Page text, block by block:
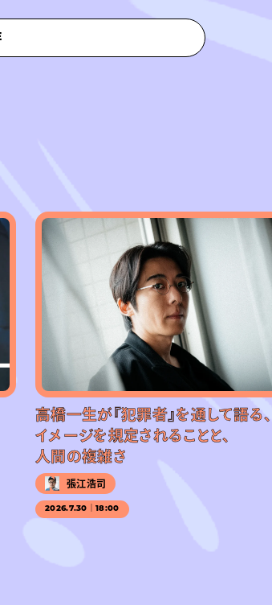
高橋一生が『犯罪者』を通して語る、
イメージを規定されることと、
人間の複雑さ
張江浩司
2026.7.30｜18:00